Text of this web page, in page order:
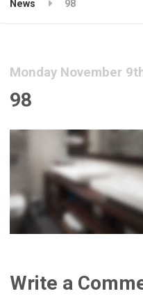
News 98
Monday November
98
Write a